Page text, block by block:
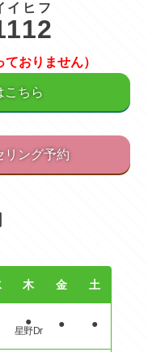
1
イ
1
ヒ
2
フ
おりません）
こちら
リング予約
木 金 土
●
星野Dr
● ●